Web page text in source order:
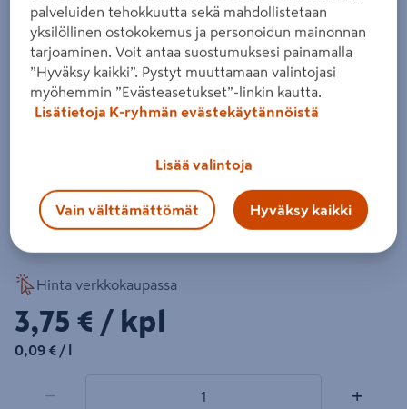
sekä eri maatumisasteen turvelaatuja. Peruslannoitettu
sekä kalkittu ja sopii sellaisenaan kasvualustaksi.
käyttövalmis yleismulta
sopii kaikille kasveille
Lue koko tuotekuvaus
Katso liitetiedostot
Hinta verkkokaupassa
3,75€/kpl
3,75 € / kpl
0,09€/l
0,09 € / l
− +
palveluiden tehokkuutta sekä mahdollistetaan
yksilöllinen ostokokemus ja personoidun mainonnan
tarjoaminen. Voit antaa suostumuksesi painamalla
”Hyväksy kaikki”. Pystyt muuttamaan valintojasi
myöhemmin ”Evästeasetukset”-linkin kautta.
Lisätietoja K-ryhmän evästekäytännöistä
Lisää valintoja
Vain välttämättömät Hyväksy kaikki